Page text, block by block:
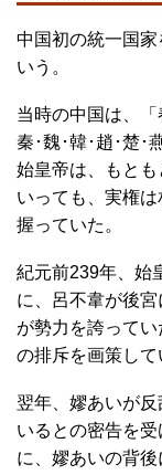
中国初の統一国
いう。
当時の中国は、「
秦･魏･韓･趙･楚･
始皇帝は、もと
いっても、実権
握っていた。
紀元前239年、始
に、呂不韋が後
が勢力を誇って
の排斥を画策して
翌年、嫪あいが
いるとの密告を
に、嫪あいの背